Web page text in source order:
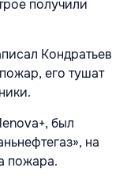
получили
Кондратьев
его тушат
был
на
пожара.